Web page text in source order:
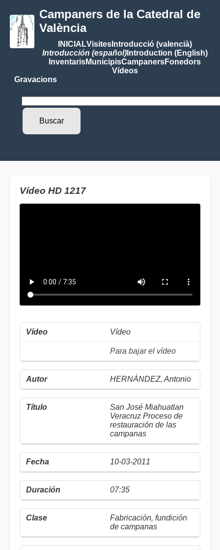
Campaners de la Catedral de
València
INICIALVisitesIntroducció (valencià)
Introducción (español)Introduction (English)
InventarisMunicipisCampanersFonedors
Vídeos
Gravacions
Vídeo HD 1217
Vídeo
Para bajar el vídeo
HERNÁNDEZ, Antonio
San José Miahuatlan
Veracruz Proceso de
restauración de las
campanas
10-03-2011
07:35
Fabricación, fundición
de campanas